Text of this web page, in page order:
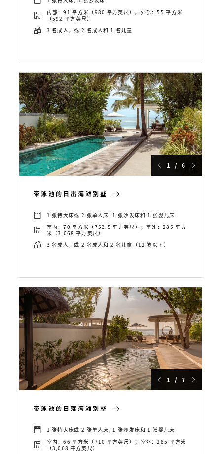
内部：91 平方米（980 平方英尺），外部：55 平方米
（592 平方英尺）
3 名成人，或 2 名成人和 1 名儿童
1 / 6
带泳池的日出海滩别墅
1 张特大床或 2 张单人床, 1 张沙发床和 1 张婴儿床
室内：70 平方米（753.5 平方英尺）；室外：285 平方
米（3,068 平方英尺）
3 名成人，或 2 名成人和 2 名儿童（12 岁以下）
1 / 7
带泳池的日落海滩别墅
1 张特大床或 2 张单人床, 1 张沙发床和 1 张婴儿床
室内：66 平方米（710 平方英尺）；室外：285 平方米
（3,068 平方英尺）